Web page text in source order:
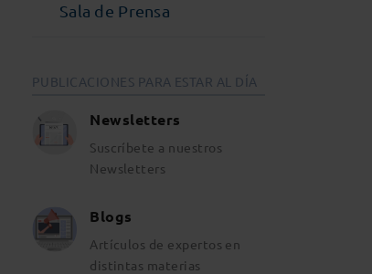
Sala de Prensa
PUBLICACIONES PARA ESTAR AL DÍA
Newsletters
Suscríbete a nuestros
Newsletters
Blogs
Artículos de expertos en
distintas materias